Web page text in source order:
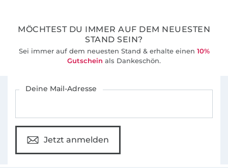
MÖCHTEST DU IMMER AUF DEM NEUESTEN
STAND SEIN?
Sei immer auf dem neuesten Stand & erhalte einen 10%
Gutschein als Dankeschön.
Deine Mail-Adresse
Jetzt anmelden